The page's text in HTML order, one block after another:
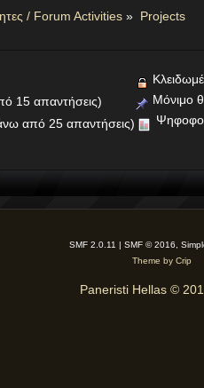
/ Forum Activities » Projects
15 απαντήσεις)
από 25 απαντήσεις)
Μόνιμο
SMF 2.0.11 | SMF © 2016,
Theme by Crip
Paneristi Hellas ©